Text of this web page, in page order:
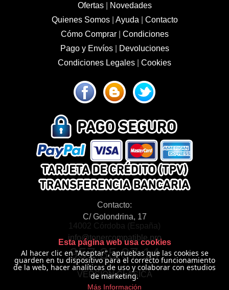
Ofertas|
Novedades
Quienes Somos| Ayuda
Contacto
Cómo Comprar| Condiciones
Pago y Envíos|
Devoluciones
Condiciones Legales
Cookies
Contacto:
C/ Golondrina, 17
14002 Córdoba (España)
info@tonercompatible.pro
957 35 97 14
VERSIÓN CLÁSICA
Esta página web usa cookies
Al hacer clic en "Aceptar", apruebas que las cookies se
guarden en tu dispositivo para el correcto funcionamiento
de la web, hacer analíticas de uso y colaborar con estudios
de marketing.
Más Información